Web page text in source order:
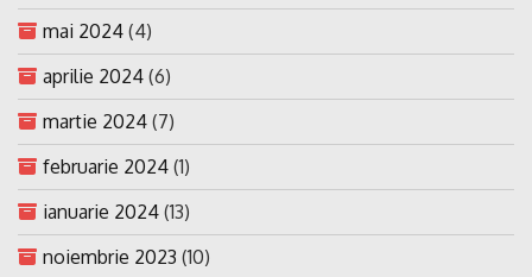
mai 2024 (4)
aprilie 2024 (6)
martie 2024 (7)
februarie 2024 (1)
ianuarie 2024 (13)
noiembrie 2023 (10)